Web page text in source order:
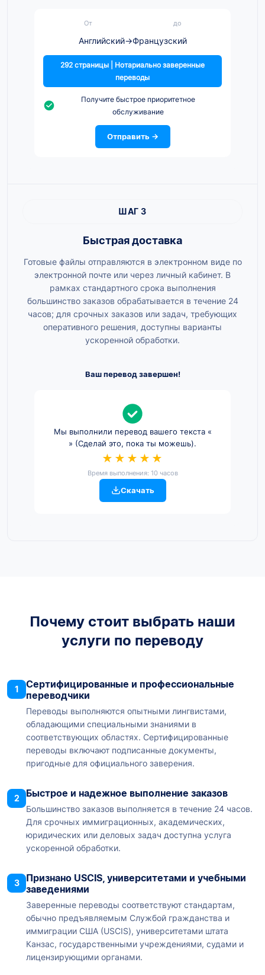
От до
Английский→Французский
292 страницы | Нотариально заверенные
переводы
Получите быстрое приоритетное
обслуживание
Отправить →
ШАГ 3
Быстрая доставка
Готовые файлы отправляются в электронном виде по
электронной почте или через личный кабинет. В
рамках стандартного срока выполнения
большинство заказов обрабатывается в течение 24
часов; для срочных заказов или задач, требующих
оперативного решения, доступны варианты
ускоренной обработки.
Ваш перевод завершен!
Мы выполнили перевод вашего текста «
» (Сделай это, пока ты можешь).
★★★★★
Время выполнения: 10 часов
Скачать
Почему стоит выбрать наши
услуги по переводу
1
Сертифицированные и профессиональные
переводчики
Переводы выполняются опытными лингвистами,
обладающими специальными знаниями в
соответствующих областях. Сертифицированные
переводы включают подписанные документы,
пригодные для официального заверения.
2 Быстрое и надежное выполнение заказов
Большинство заказов выполняется в течение 24 часов.
Для срочных иммиграционных, академических,
юридических или деловых задач доступна услуга
ускоренной обработки.
3
Признано USCIS, университетами и учебными
заведениями
Заверенные переводы соответствуют стандартам,
обычно предъявляемым Службой гражданства и
иммиграции США (USCIS), университетами штата
Канзас, государственными учреждениями, судами и
лицензирующими органами.